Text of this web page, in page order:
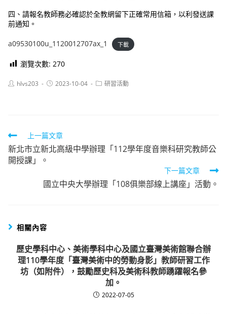
四、請報名教師務必確認於全教網留下正確常用信箱，以利發送課
前通知。
a09530100u_1120012707ax_1 下載
瀏覽次數: 270
Posthlvs203
Post2023-10-04
Post研習活動
Read
more
articles
上一篇文章
新北市立新北高級中學辦理「112學年度音樂科研究教師公
開授課」。
下一篇文章
國立中央大學辦理「108俱樂部線上講座」活動。
相關內容
歷史學科中心、美術學科中心及國立臺灣美術館聯合辦
理110學年度「臺灣美術中的勞動身影」教師研習工作
坊（如附件），鼓勵歷史科及美術科教師踴躍報名參
加。
2022-07-05